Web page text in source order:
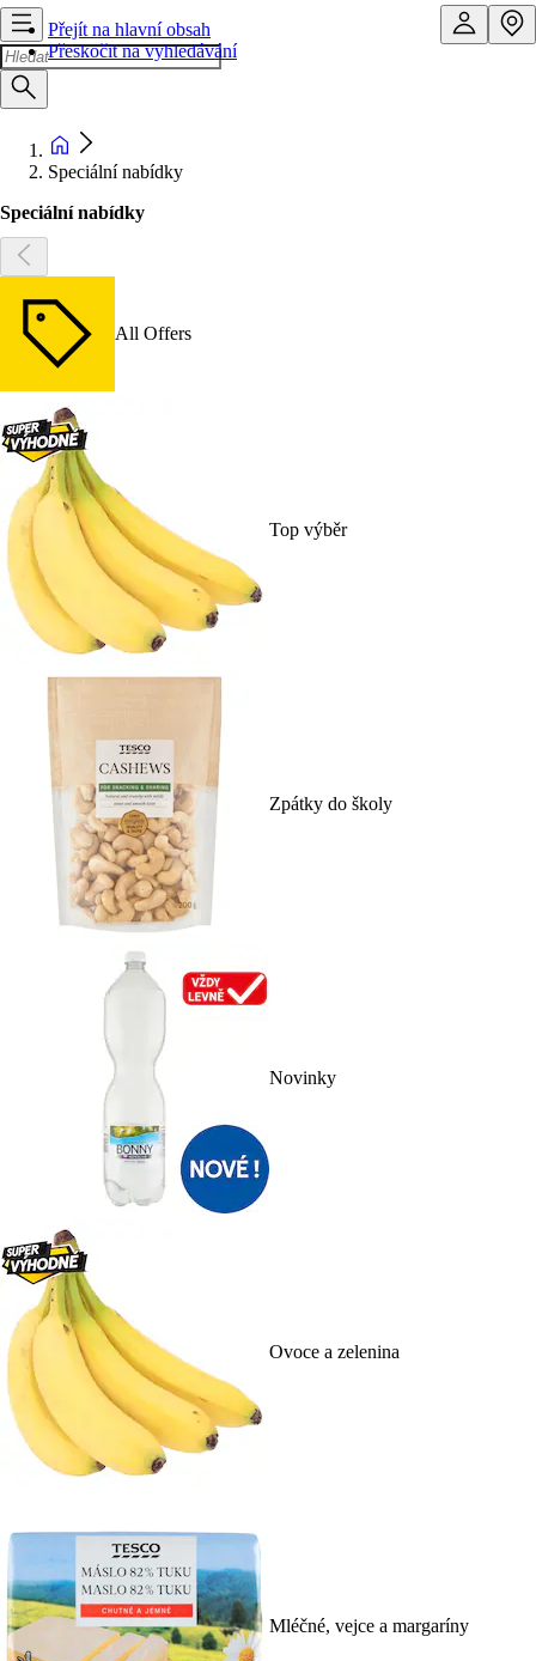
Přejít na hlavní obsah
Přeskočit na vyhledávání
Speciální nabídky
Speciální nabídky
All Offers
Top výběr
Zpátky do školy
Novinky
Ovoce a zelenina
Mléčné, vejce a margaríny